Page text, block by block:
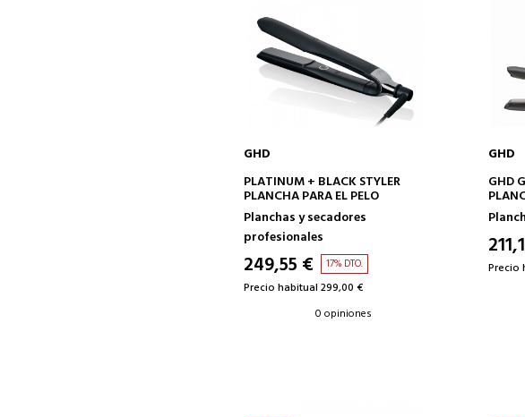
AÑADIR A LA CESTA
GHD
PLATINUM + BLACK STYLER
PLANCHA PARA EL PELO
Planchas y secadores
profesionales
249,55 € 17% DTO.
Precio habitual 299,00 €
0 opiniones
GHD
GHD
Precio